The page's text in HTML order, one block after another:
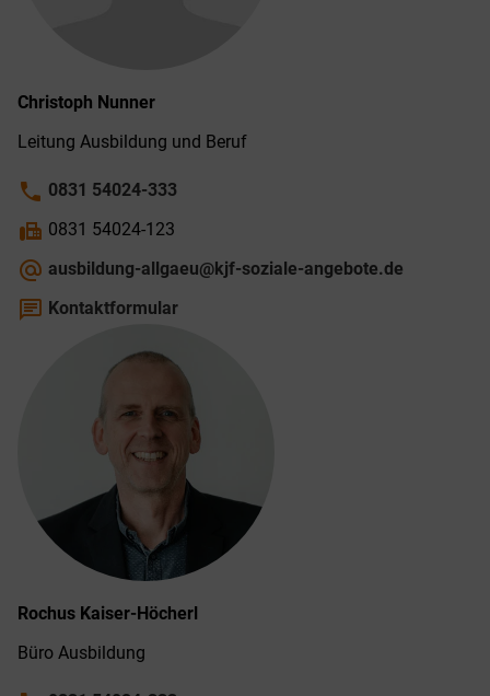
Christoph Nunner
Leitung Ausbildung und Beruf
phone 0831 54024-333
fax 0831 54024-123
alternate_email ausbildung-allgaeu@kjf-soziale-angebote.de
chat Kontaktformular
Rochus Kaiser-Höcherl
Büro Ausbildung